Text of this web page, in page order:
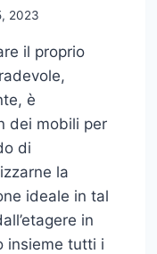
2023
il proprio
è
dei mobili per
di
la
ideale in tal
in
insieme tutti i